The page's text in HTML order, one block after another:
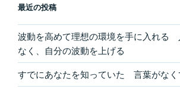
最近の投稿
波動を高めて理想の環境を手に入れる
なく、自分の波動を上げる
すでにあなたを知っていた 言葉がなく